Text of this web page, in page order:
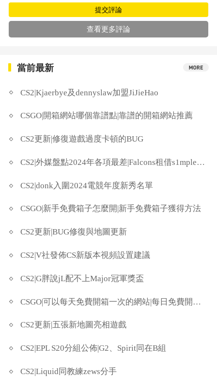
提交評論
查看更多評論
當前最新
CS2|Kjaerbye及dennyslaw加盟JiJieHao
CSGO|開箱網站哪個靠譜點|靠譜的開箱網站推薦
CS2更新|修復遊戲過度卡頓的BUG
CS2|外媒盤點2024年各項最差|Falcons租借s1mple上榜
CS2|donk入圍2024電競年度新秀名單
CSGO|新手免費箱子怎麼開|新手免費箱子獲得方法
CS2更新|BUG修復與地圖更新
CS2|V社發佈CS新版本視頻設置建議
CS2|G胖說jL配不上Major冠軍獎盃
CSGO|可以每天免費開箱一次的網站|每日免費開箱網站分享
CS2更新|五張新地圖亮相遊戲
CS2|EPL S20分組公佈|G2、Spirit同在B組
CS2|Liquid同教練zews分手